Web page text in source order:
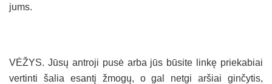
jums.
VĖŽYS. Jūsų antroji pusė arba jūs būsite linkę priekabiai
vertinti šalia esantį žmogų, o gal netgi aršiai ginčytis,